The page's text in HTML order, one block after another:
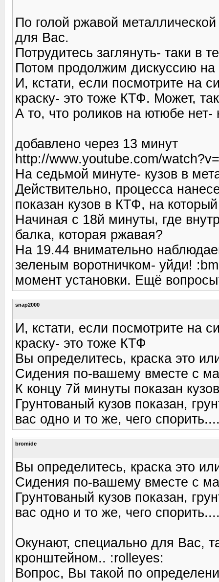
По голой ржавой
для Вас.
Потрудитесь заглянуть- таки в
Потом продолжим дискуссию на
И, кстати, если посмотрите на
краску- это тоже КТФ. Может,
А то, что роликов на ютюбе нет-
добавлено через 13 минут
http://www.youtube.com/
На седьмой минуте- кузов в
Действительно, процесса
показан кузов в КТФ, на
Начиная с 18й минуты, где
балка, которая ржавая?
На 19.44 внимательно
зеленым воротничком- уйди!
момент установки. Ещё
snap2000
И, кстати, если посмотрите на
краску- это тоже КТФ
Вы определитесь, краска это
Сидения по-вашему вместе с
К концу 7й минуты показан
Грунтованый кузов показан,
вас одно и то же, чего
bromide
Вы определитесь, краска это
Сидения по-вашему вместе с
Грунтованый кузов показан,
вас одно и то же, чего
Окунают, специально для Вас,
кронштейном.. :rolleyes:
Вопрос, Вы такой по